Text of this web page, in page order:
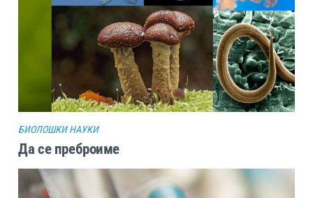
БИОЛОШКИ НАУКИ
Да се преброиме